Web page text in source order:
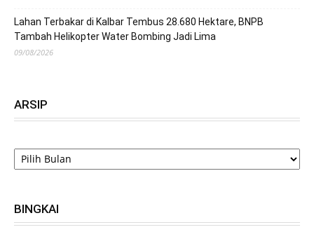
Lahan Terbakar di Kalbar Tembus 28.680 Hektare, BNPB
Tambah Helikopter Water Bombing Jadi Lima
09/08/2026
ARSIP
ARSIP
BINGKAI